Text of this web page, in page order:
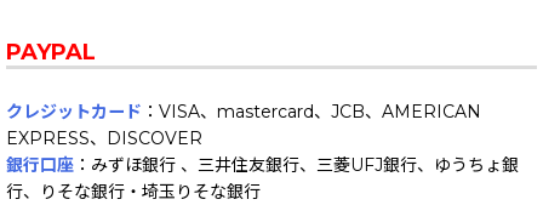
PAYPAL
クレジットカード ：VISA、mastercard、JCB、AMERICAN
EXPRESS、DISCOVER
銀行口座 ：みずほ銀行 、三井住友銀行、三菱UFJ銀行、ゆうちょ銀
行、りそな銀行・埼玉りそな銀行